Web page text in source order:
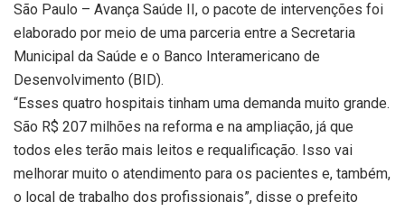
São Paulo – Avança Saúde II, o pacote de intervenções foi
elaborado por meio de uma parceria entre a Secretaria
Municipal da Saúde e o Banco Interamericano de
Desenvolvimento (BID).
“Esses quatro hospitais tinham uma demanda muito grande.
São R$ 207 milhões na reforma e na ampliação, já que
todos eles terão mais leitos e requalificação. Isso vai
melhorar muito o atendimento para os pacientes e, também,
o local de trabalho dos profissionais”, disse o prefeito